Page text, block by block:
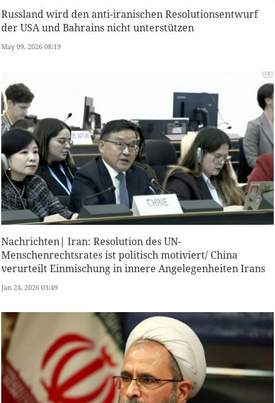
Russland wird den anti-iranischen Resolutionsentwurf
der USA und Bahrains nicht unterstützen
May 09, 2026 08:19
Nachrichten| Iran: Resolution des UN-
Menschenrechtsrates ist politisch motiviert/ China
verurteilt Einmischung in innere Angelegenheiten Irans
Jan 24, 2026 03:49